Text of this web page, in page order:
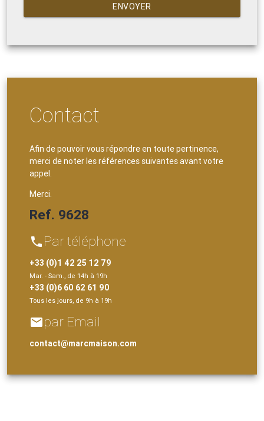
ENVOYER
Contact
Afin de pouvoir vous répondre en toute pertinence,
merci de noter les références suivantes avant votre
appel.
Merci.
Ref. 9628
phone Par téléphone
+33 (0)1 42 25 12 79
Mar. - Sam., de 14h à 19h
+33 (0)6 60 62 61 90
Tous les jours, de 9h à 19h
emailpar Email
contact@marcmaison.com